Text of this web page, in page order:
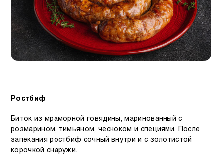
Ростбиф
Биток из мраморной говядины, маринованный с
розмарином, тимьяном, чесноком и специями. После
запекания ростбиф сочный внутри и с золотистой
корочкой снаружи.